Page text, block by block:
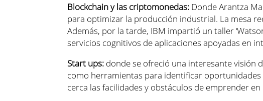
Blockchain y las criptomonedas: Donde Arantza
para optimizar la producción industrial. La mesa
Además, por la tarde, IBM impartió un taller
servicios cognitivos de aplicaciones apoyadas en
Start ups: donde se ofreció una interesante visión
como herramientas para identificar
cerca las facilidades y obstáculos de emprender en